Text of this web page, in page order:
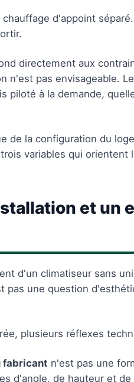
d'appoint
directement aux
n'est pas envisageable.
piloté à la demande,
de la configuration du
variables qui orientent
et un
d'un climatiseur sans
pas une question
plusieurs réflexes
fabricant n'est pas une
d'angle, de hauteur et